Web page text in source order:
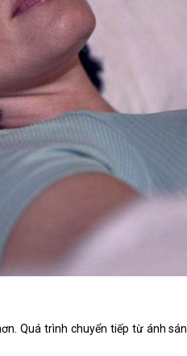
Quá trình chuyển tiếp từ ánh